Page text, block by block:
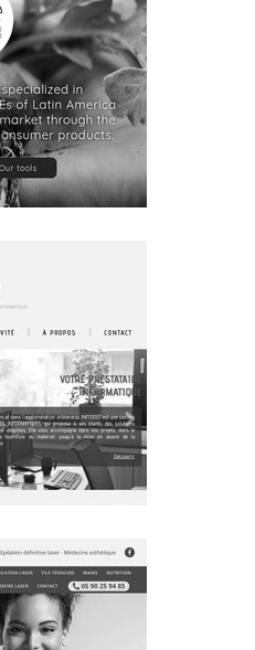
commerciales
commerciales